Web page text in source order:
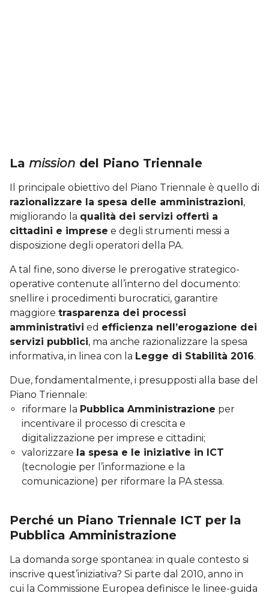
La mission del Piano Triennale
Il principale obiettivo del Piano Triennale è quello di
razionalizzare la spesa delle amministrazioni,
migliorando la qualità dei servizi offerti a
cittadini e imprese e degli strumenti messi a
disposizione degli operatori della PA.
A tal fine, sono diverse le prerogative strategico-
operative contenute all’interno del documento:
snellire i procedimenti burocratici, garantire
maggiore trasparenza dei processi
amministrativi ed efficienza nell’erogazione dei
servizi pubblici, ma anche razionalizzare la spesa
informativa, in linea con la Legge di Stabilità 2016.
Due, fondamentalmente, i presupposti alla base del
Piano Triennale:
riformare la Pubblica Amministrazione per
incentivare il processo di crescita e
digitalizzazione per imprese e cittadini;
valorizzare la spesa e le iniziative in ICT
(tecnologie per l’informazione e la
comunicazione) per riformare la PA stessa.
Perché un Piano Triennale ICT per la
Pubblica Amministrazione
La domanda sorge spontanea: in quale contesto si
inscrive quest’iniziativa? Si parte dal 2010, anno in
cui la Commissione Europea definisce le linee-guida